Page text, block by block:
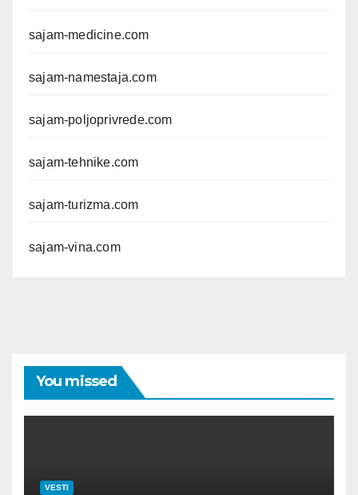
sajam-medicine.com
sajam-namestaja.com
sajam-poljoprivrede.com
sajam-tehnike.com
sajam-turizma.com
sajam-vina.com
You missed
VESTI